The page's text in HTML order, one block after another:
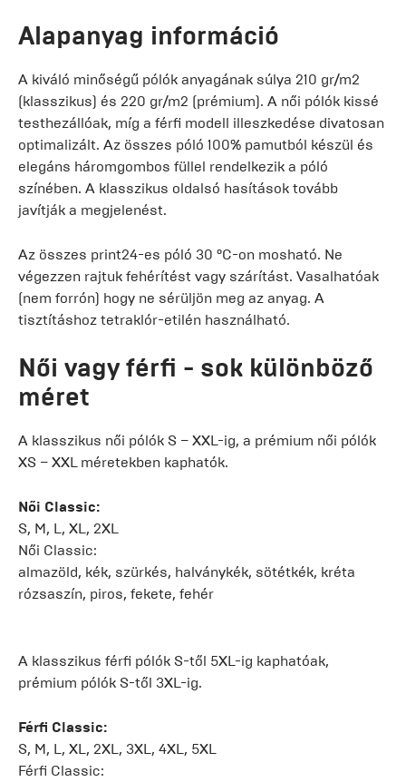
Alapanyag információ
A kiváló minőségű pólók anyagának súlya 210 gr/m2
(klasszikus) és 220 gr/m2 (prémium). A női pólók kissé
testhezállóak, míg a férfi modell illeszkedése divatosan
optimalizált. Az összes póló 100% pamutból készül és
elegáns háromgombos füllel rendelkezik a póló
színében. A klasszikus oldalsó hasítások tovább
javítják a megjelenést.
Az összes print24-es póló 30 °C-on mosható. Ne
végezzen rajtuk fehérítést vagy szárítást. Vasalhatóak
(nem forrón) hogy ne sérüljön meg az anyag. A
tisztításhoz tetraklór-etilén használható.
Női vagy férfi - sok különböző
méret
A klasszikus női pólók S – XXL-ig, a prémium női pólók
XS – XXL méretekben kaphatók.
Női Classic:
S, M, L, XL, 2XL
Női Classic:
almazöld, kék, szürkés, halványkék, sötétkék, kréta
rózsaszín, piros, fekete, fehér
A klasszikus férfi pólók S-től 5XL-ig kaphatóak,
prémium pólók S-től 3XL-ig.
Férfi Classic:
S, M, L, XL, 2XL, 3XL, 4XL, 5XL
Férfi Classic: